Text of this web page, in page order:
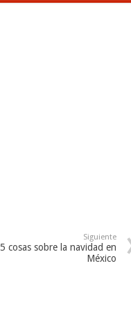
Siguiente
5 cosas sobre la navidad en
México